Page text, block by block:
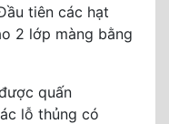
tiên các hạt
2 lớp màng bằng
quấn
lỗ thủng có